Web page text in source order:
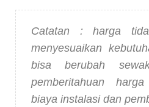
Catatan : harga
menyesuaikan
bisa berubah
pemberitahuan
biaya instalasi dan